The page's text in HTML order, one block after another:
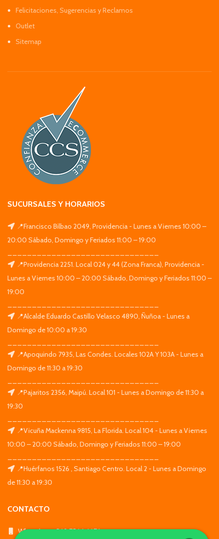
Felicitaciones, Sugerencias y Reclamos
Outlet
Sitemap
SUCURSALES Y HORARIOS
📍Francisco Bilbao 2049, Providencia - Lunes a Viernes 10:00 –
20:00 Sábado, Domingo y Feriados 11:00 – 19:00
📍Providencia 2251. Local 024 y 44 (Zona Franca), Providencia -
Lunes a Viernes 10:00 – 20:00 Sábado, Domingo y Feriados 11:00 –
19:00
📍Alcalde Eduardo Castillo Velasco 4890, Ñuñoa - Lunes a
Domingo de 10:00 a 19:30
📍Apoquindo 7935, Las Condes. Locales 102A Y 103A - Lunes a
Domingo de 11:30 a 19:30
📍Pajaritos 2356, Maipú. Local 101 - Lunes a Domingo de 11:30 a
19:30
📍Vicuña Mackenna 9815, La Florida. Local 104 - Lunes a Viernes
10:00 – 20:00 Sábado, Domingo y Feriados 11:00 – 19:00
📍Huérfanos 1526 , Santiago Centro. Local 2 - Lunes a Domingo
de 11:30 a 19:30
CONTACTO
WhatsApp: +569 7564 4676